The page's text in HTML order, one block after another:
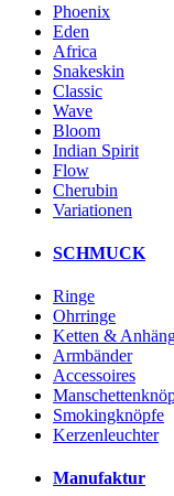
Phoenix
Eden
Africa
Snakeskin
Classic
Wave
Bloom
Indian Spirit
Flow
Cherubin
Variationen
SCHMUCK
Ringe
Ohrringe
Ketten &
Armbänder
Accessoires
Smokingknöpfe
Kerzenleuchter
Manufaktur